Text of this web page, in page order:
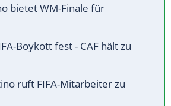
bietet WM-Finale für
Boykott fest - CAF hält zu
ruft FIFA-Mitarbeiter zu